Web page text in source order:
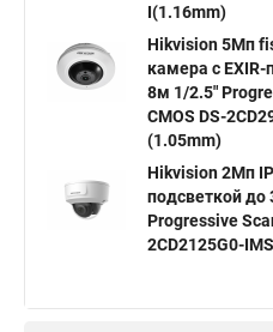
Нikvision микрофон
Hikvision порты
I(1.16mm)
Hikvision 5Мп
камера c EXIR-
8м 1/2.5"
CMOS DS-
(1.05mm)
Hikvision 2Мп
подсветкой до
Progressive
2CD2125G0-